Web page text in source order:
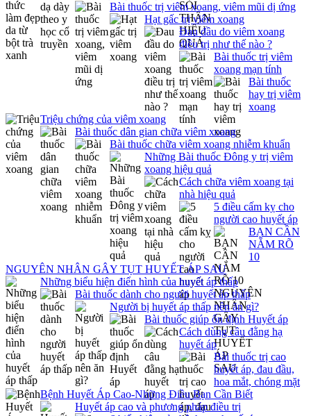
Bài thuốc trị viêm xoang, viêm mũi dị ứng
Hạt gấc trị viêm xoang
Đau đầu do viêm xoang
điều trị như thế nào ?
Bài thuốc trị viêm
xoang mạn tính
Bài thuốc
hay trị viêm
xoang
Triệu chứng của viêm xoang
Bài thuốc dân gian chữa viêm xoang
Bài thuốc chữa viêm xoang nhiễm khuẩn
Những Bài thuốc Đông y trị viêm
xoang hiệu quả
Cách chữa viêm xoang tại
nhà hiệu quả
5 điều cấm kỵ cho
người cao huyết áp
BẠN CẦN
NẮM RÕ
10
NGUYÊN NHÂN GÂY TỤT HUYẾT ÁP SAU
Những biểu hiện điển hình của huyết áp thấp
Bài thuốc dành cho người huyết áp thấp
Người bị huyết áp thấp nên ăn gì?
Bài thuốc giúp ổn định Huyết áp
Cách dùng câu đằng hạ
huyết áp
Bài thuốc trị cao
huyết áp, đau đầu,
hoa mắt, chóng mặt
Bệnh Huyết Áp Cao-Những Điều Bạn Cần Biết
Huyết áp cao và phương pháp điều trị